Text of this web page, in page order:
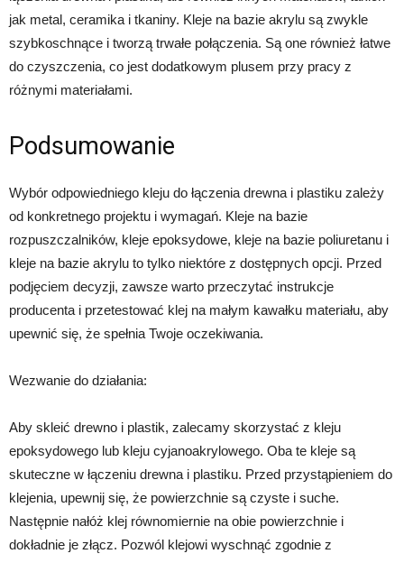
jak metal, ceramika i tkaniny. Kleje na bazie akrylu są zwykle
szybkoschnące i tworzą trwałe połączenia. Są one również łatwe
do czyszczenia, co jest dodatkowym plusem przy pracy z
różnymi materiałami.
Podsumowanie
Wybór odpowiedniego kleju do łączenia drewna i plastiku zależy
od konkretnego projektu i wymagań. Kleje na bazie
rozpuszczalników, kleje epoksydowe, kleje na bazie poliuretanu i
kleje na bazie akrylu to tylko niektóre z dostępnych opcji. Przed
podjęciem decyzji, zawsze warto przeczytać instrukcje
producenta i przetestować klej na małym kawałku materiału, aby
upewnić się, że spełnia Twoje oczekiwania.
Wezwanie do działania:
Aby skleić drewno i plastik, zalecamy skorzystać z kleju
epoksydowego lub kleju cyjanoakrylowego. Oba te kleje są
skuteczne w łączeniu drewna i plastiku. Przed przystąpieniem do
klejenia, upewnij się, że powierzchnie są czyste i suche.
Następnie nałóż klej równomiernie na obie powierzchnie i
dokładnie je złącz. Pozwól klejowi wyschnąć zgodnie z